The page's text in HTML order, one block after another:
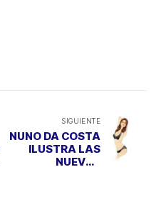
SIGUIENTE
NUNO DA COSTA
ILUSTRA LAS
NUEVAS